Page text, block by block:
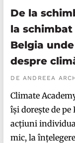
De la
la schimbat
Belgia
despre
DE ANDREEA
Climate
își dorește de pe
acțiuni
mic, la